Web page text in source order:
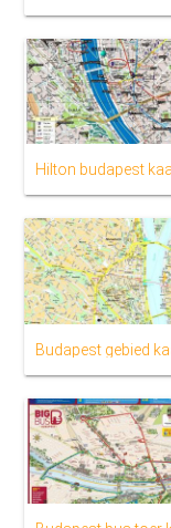
Hilton budapest
Budapest gebied